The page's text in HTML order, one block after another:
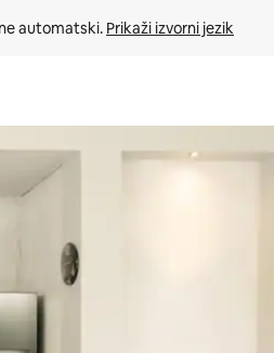
automatski. Prikaži izvorni jezik